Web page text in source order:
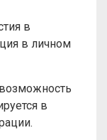
в
в личном
в